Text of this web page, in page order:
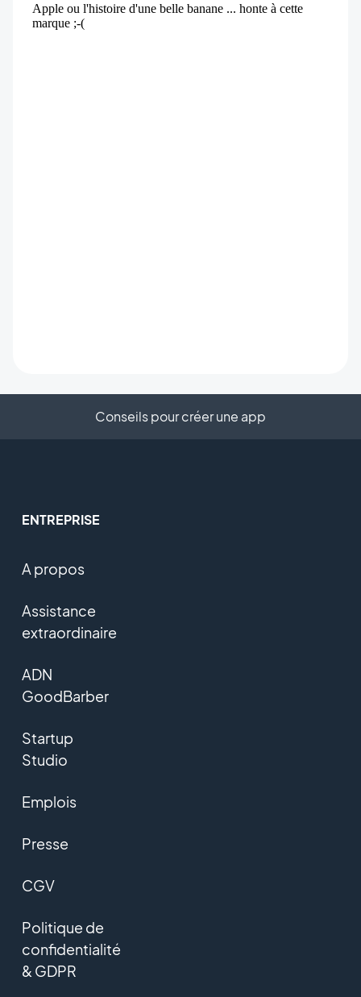
Conseils pour créer une app
ENTREPRISE
A propos
Assistance
extraordinaire
ADN
GoodBarber
Startup
Studio
Emplois
Presse
CGV
Politique de
confidentialité
& GDPR